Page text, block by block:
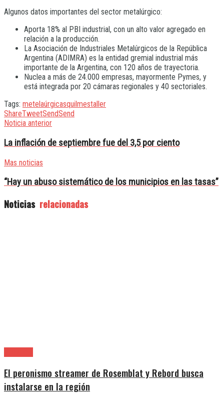
Algunos datos importantes del sector metalúrgico:
Aporta 18% al PBI industrial, con un alto valor agregado en
relación a la producción.
La Asociación de Industriales Metalúrgicos de la República
Argentina (ADIMRA) es la entidad gremial industrial más
importante de la Argentina, con 120 años de trayectoria.
Nuclea a más de 24.000 empresas, mayormente Pymes, y
está integrada por 20 cámaras regionales y 40 sectoriales.
Tags: metelaúrgicasquilmestaller
ShareTweetSendSend
Noticia anterior
La inflación de septiembre fue del 3,5 por ciento
Mas noticias
“Hay un abuso sistemático de los municipios en las tasas”
Noticias relacionadas
El peronismo streamer de Rosemblat y Rebord busca
instalarse en la región